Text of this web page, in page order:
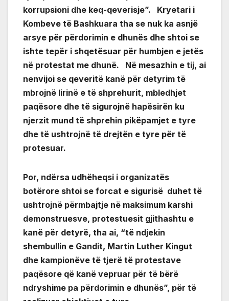
korrupsioni dhe keq-qeverisje”. Kryetari i
Kombeve të Bashkuara tha se nuk ka asnjë
arsye për përdorimin e dhunës dhe shtoi se
ishte tepër i shqetësuar për humbjen e jetës
në protestat me dhunë. Në mesazhin e tij, ai
nenvijoi se qeveritë kanë për detyrim të
mbrojnë lirinë e të shprehurit, mbledhjet
paqësore dhe të sigurojnë hapësirën ku
njerzit mund të shprehin pikëpamjet e tyre
dhe të ushtrojnë të drejtën e tyre për të
protesuar.
Por, ndërsa udhëheqsi i organizatës
botërore shtoi se forcat e sigurisë duhet të
ushtrojnë përmbajtje në maksimum karshi
demonstruesve, protestuesit gjithashtu e
kanë për detyrë, tha ai, “të ndjekin
shembullin e Gandit, Martin Luther Kingut
dhe kampionëve të tjerë të protestave
paqësore që kanë vepruar për të bërë
ndryshime pa përdorimin e dhunës”, për të